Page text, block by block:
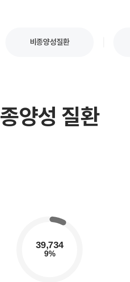
비종양성질환
종양성 질환